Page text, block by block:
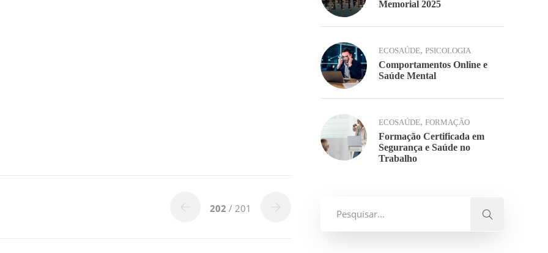
202 / 201
Memorial 2025
ECOSAÚDE, PSICOLOGIA
Comportamentos Online e
Saúde Mental
ECOSAÚDE, FORMAÇÃO
Formação Certificada em
Segurança e Saúde no
Trabalho